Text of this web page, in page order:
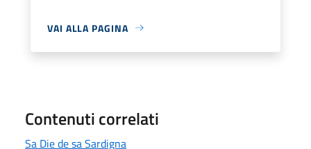
VAI ALLA PAGINA
Contenuti correlati
Sa Die de sa Sardigna